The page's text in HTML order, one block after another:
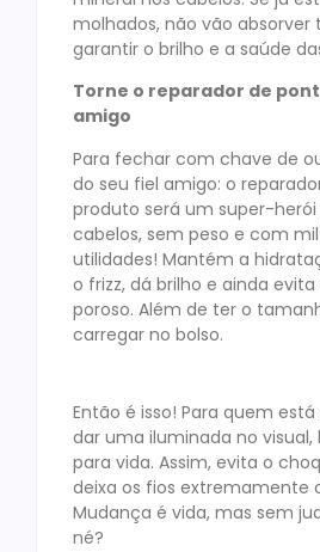
molhados, não vão absorver
garantir o brilho e a saúde
Torne o reparador de
amigo
Para fechar com chave de
do seu fiel amigo: o
produto será um super-herói
cabelos, sem peso e com
utilidades! Mantém a
o frizz, dá brilho e ainda
poroso. Além de ter o
carregar no bolso.
Então é isso! Para quem
dar uma iluminada no visual,
para vida. Assim, evita o
deixa os fios extremamente
Mudança é vida, mas sem
né?